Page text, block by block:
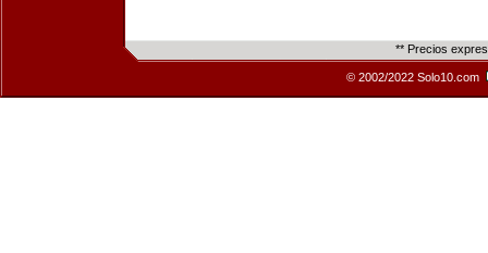
** Precios
© 2002/2022 Solo10.com